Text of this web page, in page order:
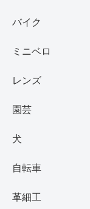
バイク
ミニベロ
レンズ
園芸
犬
自転車
革細工